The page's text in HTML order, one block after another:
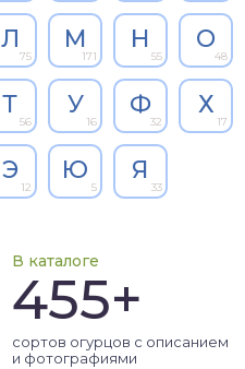
Л
75
М
171
Н
55
О
48
Т
56
У
16
Ф
32
Х
17
Э
12
Ю
5
Я
33
В каталоге
455+
сортов огурцов с описанием
и фотографиями